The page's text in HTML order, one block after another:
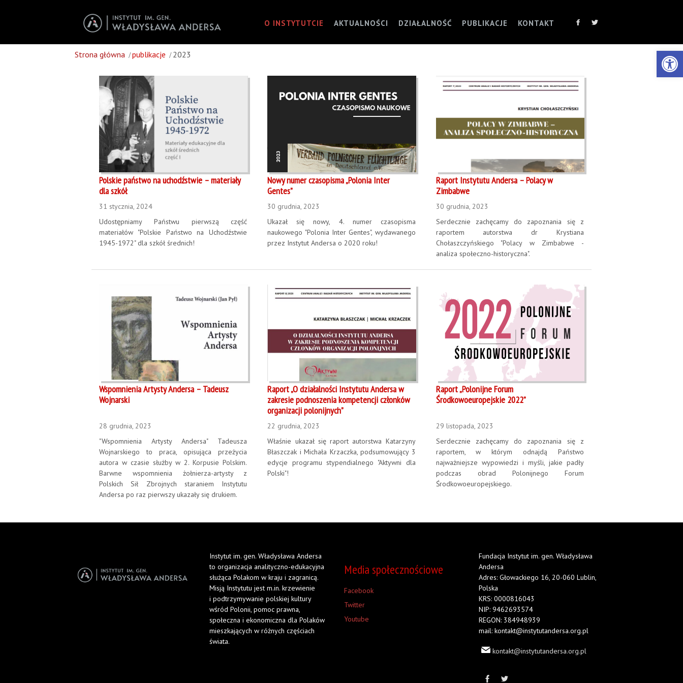
O INSTYTUTCIE AKTUALNOŚCI DZIAŁALNOŚĆ PUBLIKACJE KONTAKT
Strona główna publikacje 2023
Polskie państwo na uchodźstwie – materiały
dla szkół
31 stycznia, 2024
Udostępniamy Państwu pierwszą część
materiałów "Polskie Państwo na Uchodźstwie
1945-1972" dla szkół średnich!
Nowy numer czasopisma „Polonia Inter
Gentes”
30 grudnia, 2023
Ukazał się nowy, 4. numer czasopisma
naukowego "Polonia Inter Gentes", wydawanego
przez Instytut Andersa o 2020 roku!
Raport Instytutu Andersa – Polacy w
Zimbabwe
30 grudnia, 2023
Serdecznie zachęcamy do zapoznania się z
raportem autorstwa dr Krystiana
Chołaszczyńskiego "Polacy w Zimbabwe -
analiza społeczno-historyczna".
Wspomnienia Artysty Andersa – Tadeusz
Wojnarski
28 grudnia, 2023
"Wspomnienia Artysty Andersa" Tadeusza
Wojnarskiego to praca, opisująca przeżycia
autora w czasie służby w 2. Korpusie Polskim.
Barwne wspomnienia żołnierza-artysty z
Polskich Sił Zbrojnych staraniem Instytutu
Andersa po raz pierwszy ukazały się drukiem.
Raport „O działalności Instytutu Andersa w
zakresie podnoszenia kompetencji członków
organizacji polonijnych”
22 grudnia, 2023
Właśnie ukazał się raport autorstwa Katarzyny
Błaszczak i Michała Krzaczka, podsumowujący 3
edycje programu stypendialnego "Aktywni dla
Polski"!
Raport „Polonijne Forum
Środkowoeuropejskie 2022”
29 listopada, 2023
Serdecznie zachęcamy do zapoznania się z
raportem, w którym odnajdą Państwo
najważniejsze wypowiedzi i myśli, jakie padły
podczas obrad Polonijnego Forum
Środkowoeuropejskiego.
Instytut im. gen. Władysława Andersa
to organizacja analityczno-edukacyjna
służąca Polakom w kraju i zagranicą.
Misją Instytutu jest m.in. krzewienie
i podtrzymywanie polskiej kultury
wśród Polonii, pomoc prawna,
społeczna i ekonomiczna dla Polaków
mieszkających w różnych częściach
świata.
Media społecznościowe
Facebook
Twitter
Youtube
Fundacja Instytut im. gen. Władysława
Andersa
Adres: Głowackiego 16, 20-060 Lublin,
Polska
KRS: 0000816043
NIP: 9462693574
REGON: 384948939
mail: kontakt@instytutandersa.org.pl
kontakt@instytutandersa.org.pl